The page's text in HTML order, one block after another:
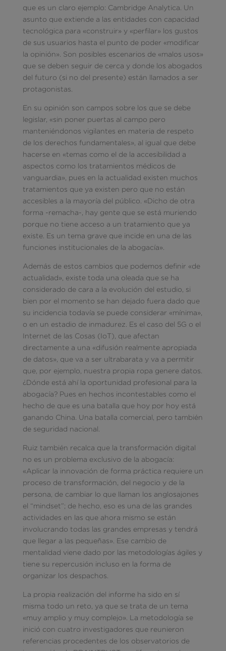
que es un claro ejemplo: Cambridge Analytica. Un
asunto que extiende a las entidades con capacidad
tecnológica para «construir» y «perfilar» los gustos
de sus usuarios hasta el punto de poder «modificar
la opinión». Son posibles escenarios de «malos usos»
que se deben seguir de cerca y donde los abogados
del futuro (si no del presente) están llamados a ser
protagonistas.
En su opinión son campos sobre los que se debe
legislar, «sin poner puertas al campo pero
manteniéndonos vigilantes en materia de respeto
de los derechos fundamentales», al igual que debe
hacerse en «temas como el de la accesibilidad a
aspectos como los tratamientos médicos de
vanguardia», pues en la actualidad existen muchos
tratamientos que ya existen pero que no están
accesibles a la mayoría del público. «Dicho de otra
forma -remacha-, hay gente que se está muriendo
porque no tiene acceso a un tratamiento que ya
existe. Es un tema grave que incide en una de las
funciones institucionales de la abogacía».
Además de estos cambios que podemos definir «de
actualidad», existe toda una oleada que se ha
considerado de cara a la evolución del estudio, si
bien por el momento se han dejado fuera dado que
su incidencia todavía se puede considerar «mínima»,
o en un estadio de inmadurez. Es el caso del 5G o el
Internet de las Cosas (IoT), que afectan
directamente a una «difusión realmente apropiada
de datos», que va a ser ultrabarata y va a permitir
que, por ejemplo, nuestra propia ropa genere datos.
¿Dónde está ahí la oportunidad profesional para la
abogacía? Pues en hechos incontestables como el
hecho de que es una batalla que hoy por hoy está
ganando China. Una batalla comercial, pero también
de seguridad nacional.
Ruiz también recalca que la transformación digital
no es un problema exclusivo de la abogacía:
«Aplicar la innovación de forma práctica requiere un
proceso de transformación, del negocio y de la
persona, de cambiar lo que llaman los anglosajones
el “mindset”; de hecho, eso es una de las grandes
actividades en las que ahora mismo se están
involucrando todas las grandes empresas y tendrá
que llegar a las pequeñas». Ese cambio de
mentalidad viene dado por las metodologías ágiles y
tiene su repercusión incluso en la forma de
organizar los despachos.
La propia realización del informe ha sido en sí
misma todo un reto, ya que se trata de un tema
«muy amplio y muy complejo». La metodología se
inició con cuatro investigadores que reunieron
referencias procedentes de los observatorios de